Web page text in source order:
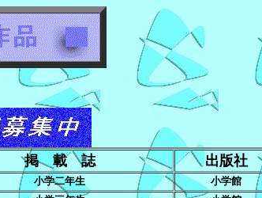
かＢＢＳにて連絡頂きたく思っております。
掲 載 誌 出版社
小学二年生 小学館